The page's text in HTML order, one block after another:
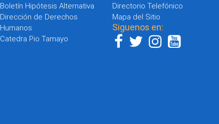
Boletín Hipótesis Alternativa
Dirección de Derechos
Humanos
Catedra Pio Tamayo
Directorio Telefónico
Mapa del Sitio
Siguenos en: